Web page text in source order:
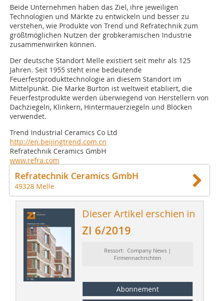
Beide Unternehmen haben das Ziel, ihre jeweiligen
Technologien und Märkte zu entwickeln und besser zu
verstehen, wie Produkte von Trend und Refratechnik zum
größtmöglichen Nutzen der grobkeramischen Industrie
zusammenwirken können.
Der deutsche Standort Melle existiert seit mehr als 125
Jahren. Seit 1955 steht eine bedeutende
Feuerfestprodukttechnologie an diesem Standort im
Mittelpunkt. Die Marke Burton ist weltweit etabliert, die
Feuerfestprodukte werden überwiegend von Herstellern von
Dachziegeln, Klinkern, Hintermauerziegeln und Blöcken
verwendet.
Trend Industrial Ceramics Co Ltd
http://en.beijingtrend.com.cn
Refratechnik Ceramics GmbH
www.refra.com
Refratechnik Ceramics GmbH
49328 Melle
Dieser Artikel erschien in
ZI 6/2019
Ressort: Company News |
Firmennachrichten
Abonnement